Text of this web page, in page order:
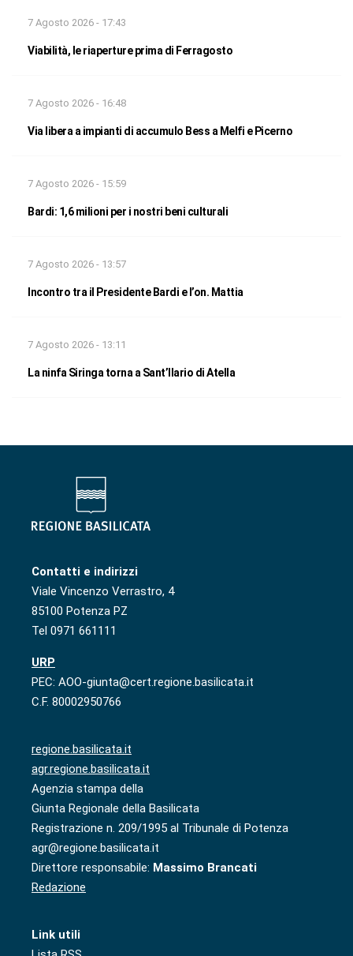
7 Agosto 2026 - 17:43
Viabilità, le riaperture prima di Ferragosto
7 Agosto 2026 - 16:48
Via libera a impianti di accumulo Bess a Melfi e Picerno
7 Agosto 2026 - 15:59
Bardi: 1,6 milioni per i nostri beni culturali
7 Agosto 2026 - 13:57
Incontro tra il Presidente Bardi e l’on. Mattia
7 Agosto 2026 - 13:11
La ninfa Siringa torna a Sant’Ilario di Atella
Contatti e indirizzi
Viale Vincenzo Verrastro, 4
85100 Potenza PZ
Tel 0971 661111
URP
PEC: AOO-giunta@cert.regione.basilicata.it
C.F. 80002950766
regione.basilicata.it
agr.regione.basilicata.it
Agenzia stampa della
Giunta Regionale della Basilicata
Registrazione n. 209/1995 al Tribunale di Potenza
agr@regione.basilicata.it
Direttore responsabile: Massimo Brancati
Redazione
Link utili